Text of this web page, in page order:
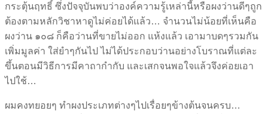
กระตุ้นฤทธิ์ ซึ่งปัจจุบันพบว่าองค์ความรู้เหล่านี้หรือผงว่านดีๆถูก
ต้องตามหลักวิชาหาดูไม่ค่อยได้แล้ว… จำนวนไม่น้อยที่เห็นคือ
ผงว่าน ๑๐๘ ก็คือว่านที่ขายไม่ออก แห้งแล้ว เอามาบดๆรวมกัน
เพิ่มมูลค่า ใส่ยำๆกันไป ไม่ได้ประกอบว่านอย่างโบราณที่แต่ละ
ขึ้นตอนมีวิธีการมีคาถากำกับ และเสกจนพอใจแล้วจึงค่อยเอา
ไปใช้…
ผมคงทยอยๆ ทำผงประเภทต่างๆไปเรื่อยๆข้างต้นจนครบ…